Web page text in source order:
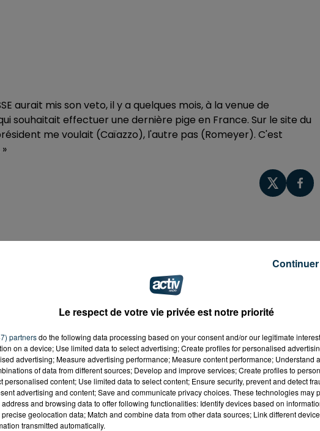
aurait mis son veto, il y a quelques mois, à la venue de
souhaitait effectuer une dernière pige en France. Sur le site du
me voulait (Caïazzo), l'autre pas (Romeyer). C'est
Le respect de votre vie privée est notre priorité
partnersdo the following data processing based on your consent and/or our legitimate
on a device; Use limited data to select advertising; Create profiles for personalised
advertising; Measure advertising performance; Measure content performance; Understand
of data from different sources; Develop and improve services; Create profiles to
personalised content; Use limited data to select content; Ensure security, prevent and detect
advertising and content; Save and communicate privacy choices. These technologies may
and browsing data to offer following functionalities: Identify devices based on
geolocation data; Match and combine data from other data sources; Link different
transmitted automatically.